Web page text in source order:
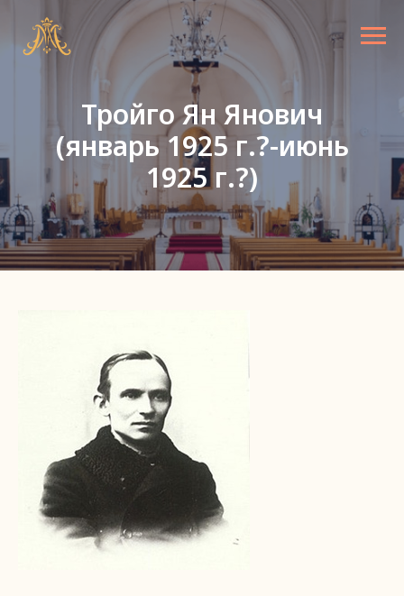
Тройго Ян Янович
(январь 1925 г.?-июнь
1925 г.?)